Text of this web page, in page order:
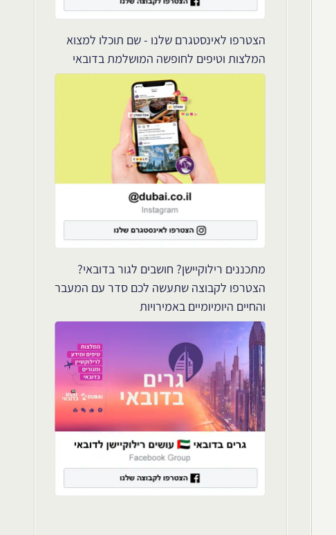
הצטרפו לאינסטגרם שלנו - שם תוכלו למצוא
המלצות וטיפים לחופשה המושלמת בדובאי
מתכננים רילוקיישן? חושבים לגור בדובאי?
הצטרפו לקבוצה שתעשה לכם סדר עם המעבר
והחיים היומיומיים באמירויות